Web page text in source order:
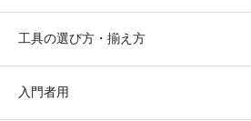
工具の選び方・揃え方
入門者用